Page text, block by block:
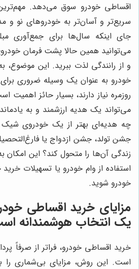
اقساطی خودرو سوق می‌دهد.
سریع‌تر و آسان‌تر به خودروهای نو و
جای اینکه سال‌ها برای جمع‌آوری
می‌توانید همین حالا پشت فرمان
و از رانندگی لذت ببرید. این موضوع،
خودرو به عنوان یک وسیله ضروری
روزمره نیاز دارند، بسیار حائز
می‌تواند یک هدیه ارزشمند و به
چه هدیه‌ای بهتر از یک خودروی
جشن تولد، جشن ازدواج یا
زندگی آن‌ها را متحول کند؟ این امکان
استفاده از وام خودرو یا تسهیلات
خودرو شوید.
مزایای خرید اقساطی
یک انتخاب هوشمندانه
خرید اقساطی خودرو، فراتر از صرفاً
است. این روش، مزایای بی‌شماری را